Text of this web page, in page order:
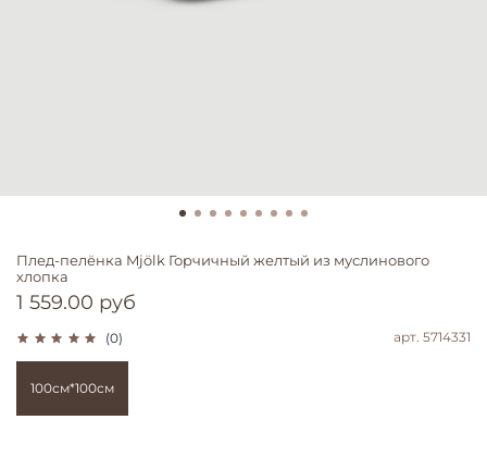
(0) арт. 5714331
Плед-пелёнка Mjölk Горчичный желтый из муслинового
хлопка
1 559.00 руб
100см*100см